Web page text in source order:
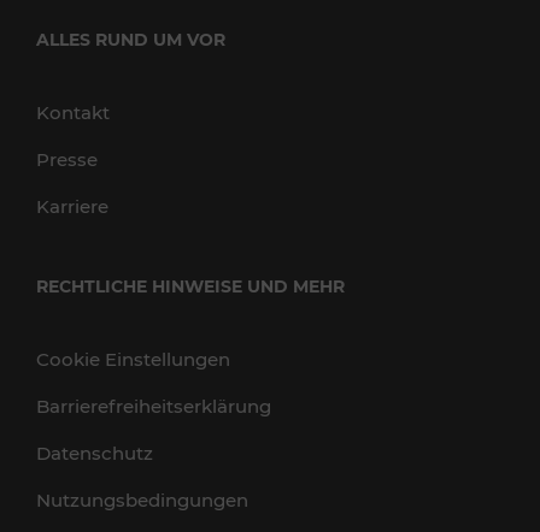
ALLES RUND UM VOR
Kontakt
Presse
Karriere
RECHTLICHE HINWEISE UND MEHR
Cookie Einstellungen
Barrierefreiheitserklärung
Datenschutz
Nutzungsbedingungen